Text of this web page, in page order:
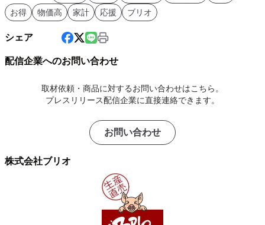
お得
物価高 家計 応援 ブリオ
シェア
配信企業へのお問い合わせ
取材依頼・商品に対するお問い合わせはこちら。
プレスリリース配信企業に直接連絡できます。
お問い合わせ
株式会社ブリオ